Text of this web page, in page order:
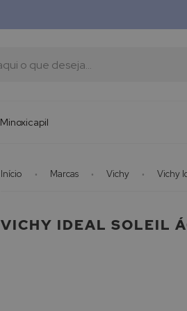
Minoxicapil
Início Marcas Vichy Vichy
VICHY IDEAL SOLEIL